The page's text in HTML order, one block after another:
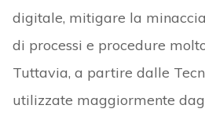
digitale, mitigare la
di processi e procedure
Tuttavia, a partire dalle
utilizzate maggiormente